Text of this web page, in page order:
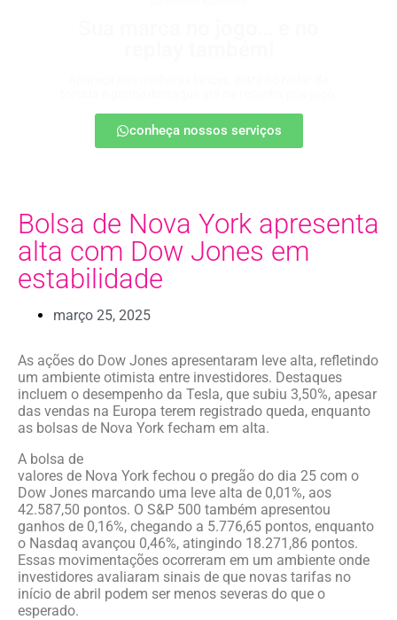
conheça nossos serviços
Bolsa de Nova York apresenta
alta com Dow Jones em
estabilidade
março 25, 2025
As ações do Dow Jones apresentaram leve alta, refletindo
um ambiente otimista entre investidores. Destaques
incluem o desempenho da Tesla, que subiu 3,50%, apesar
das vendas na Europa terem registrado queda, enquanto
as bolsas de Nova York fecham em alta.
A bolsa de
valores de Nova York fechou o pregão do dia 25 com o
Dow Jones marcando uma leve alta de 0,01%, aos
42.587,50 pontos. O S&P 500 também apresentou
ganhos de 0,16%, chegando a 5.776,65 pontos, enquanto
o Nasdaq avançou 0,46%, atingindo 18.271,86 pontos.
Essas movimentações ocorreram em um ambiente onde
investidores avaliaram sinais de que novas tarifas no
início de abril podem ser menos severas do que o
esperado.